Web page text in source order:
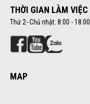
THỜI GIAN LÀM VIỆC
Thứ 2- Chủ nhật: 8:00 - 18:00
MAP